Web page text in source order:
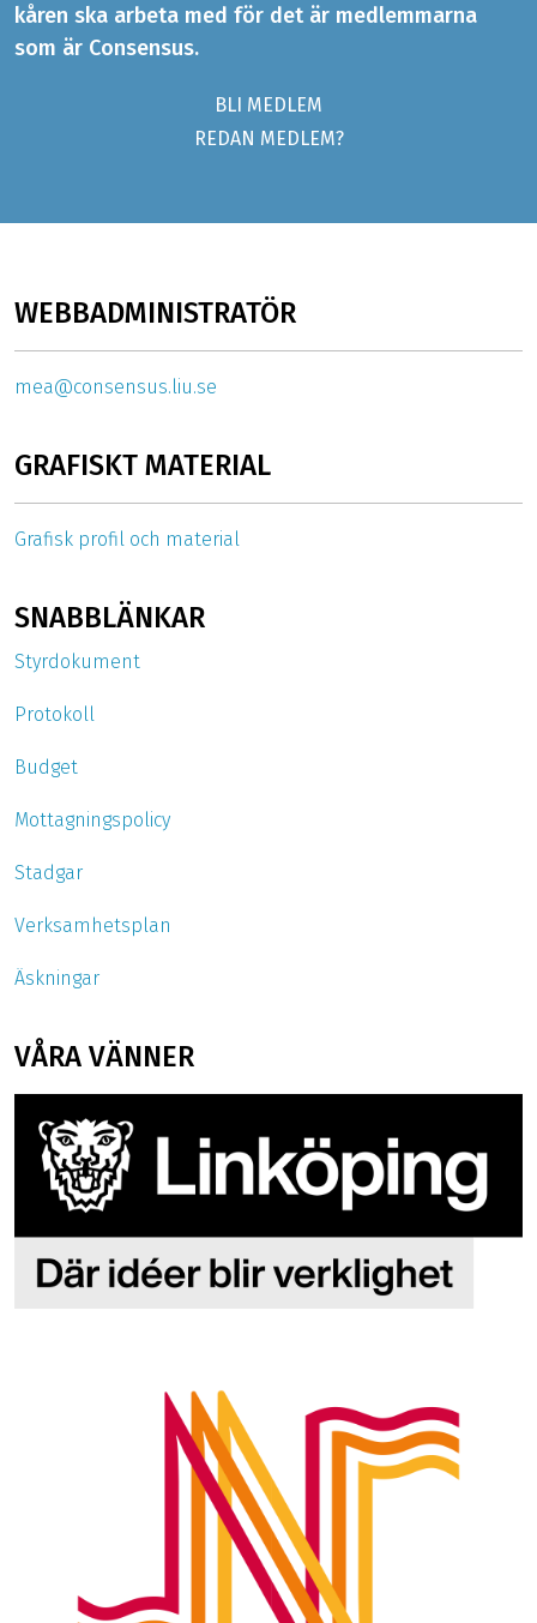
kåren ska arbeta med för det är medlemmarna
som är Consensus.
BLI MEDLEM
REDAN MEDLEM?
WEBBADMINISTRATÖR
mea@consensus.liu.se
GRAFISKT MATERIAL
Grafisk profil och material
SNABBLÄNKAR
Styrdokument
Protokoll
Budget
Mottagningspolicy
Stadgar
Verksamhetsplan
Äskningar
VÅRA VÄNNER